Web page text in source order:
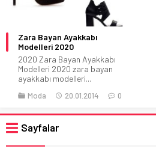
Zara Bayan Ayakkabı
Modelleri 2020
2020 Zara Bayan Ayakkabı
Modelleri 2020 zara bayan
ayakkabı modelleri...
Moda 20.01.2014 0
Sayfalar